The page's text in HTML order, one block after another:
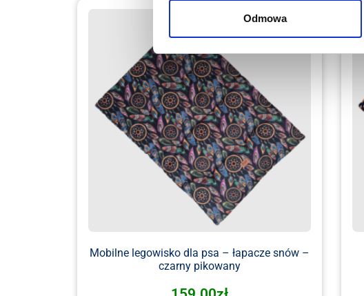
Odmowa
Mobilne legowisko dla psa – łapacze snów –
czarny pikowany